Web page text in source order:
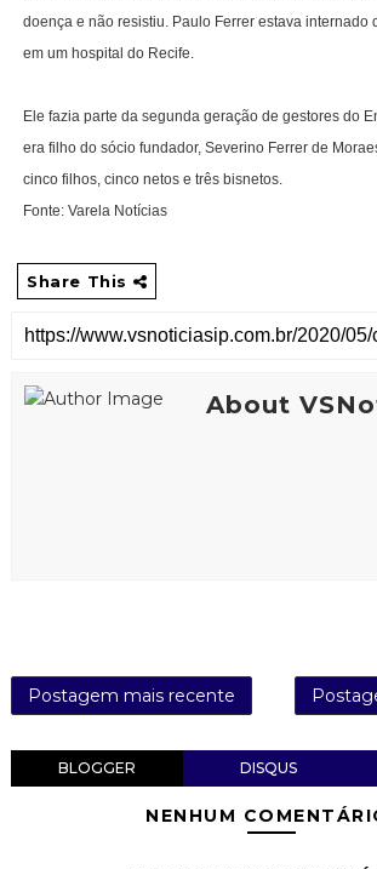
doença e não resistiu. Paulo Ferrer estava internado
em um hospital do Recife.
Ele fazia parte da segunda geração de gestores do
era filho do sócio fundador, Severino Ferrer de
cinco filhos, cinco netos e três bisnetos.
Fonte: Varela Notícias
Share This
About
Postagem mais recente
BLOGGER DISQUS
NENHUM